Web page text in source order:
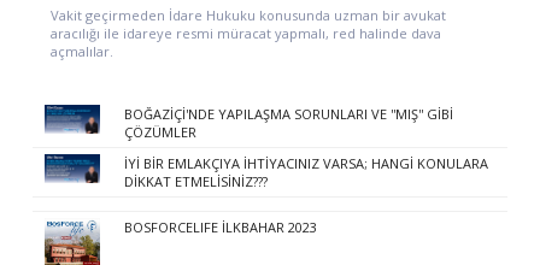
Vakit geçirmeden İdare Hukuku konusunda uzman bir avukat
aracılığı ile idareye resmi müracat yapmalı, red halinde dava
açmalılar.
BOĞAZİÇİ'NDE YAPILAŞMA SORUNLARI VE ''MIŞ'' GİBİ
ÇÖZÜMLER
İYİ BİR EMLAKÇIYA İHTİYACINIZ VARSA; HANGİ KONULARA
DİKKAT ETMELİSİNİZ???
BOSFORCELIFE İLKBAHAR 2023